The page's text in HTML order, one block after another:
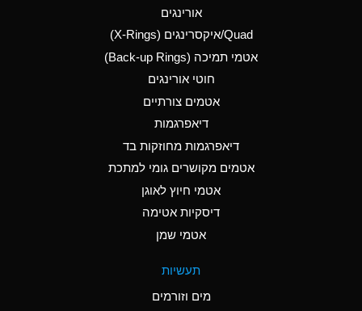
Aluminum Nitrate
(Aqueous)
Aluminum Phosphate
Ammonia Anhydrous
A
Ammonia Gas (cold)
A
Ammonia Gas (hot)
אורינגים
Quad/איקסרינגים (X-Rings)
אטמי תמיכה (Back-up Rings)
חוטי אורינגים
אטמים צורתיים
דיאפרגמות
דיאפרגמות מחוזקות בד
אטמים מקושרים גומי למתכת
אטמי חיוץ לאוגן
דיסקיות אטימה
אטמי שמן
תעשיות
מים וזורמים